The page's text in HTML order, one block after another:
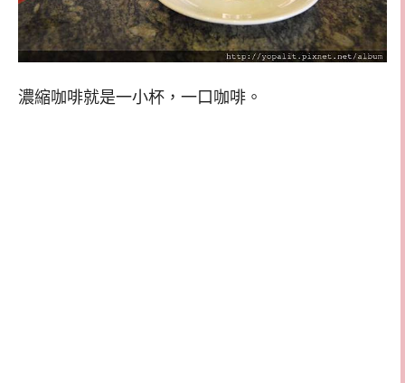
濃縮咖啡就是一小杯，一口咖啡。